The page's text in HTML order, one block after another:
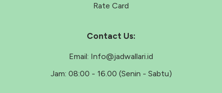
Rate Card
Contact Us:
Email: Info@jadwallari.id
Jam: 08:00 - 16.00 (Senin - Sabtu)